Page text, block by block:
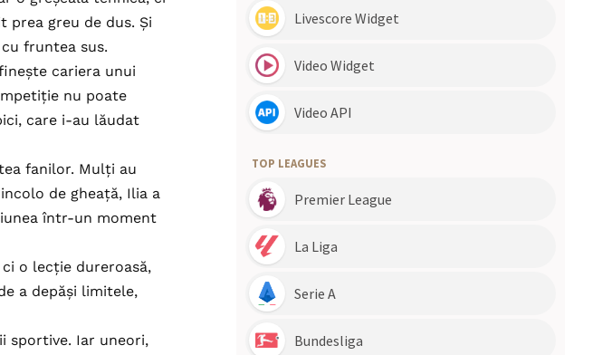
prea greu de dus. Și
fruntea sus.
cariera unui
nu poate
care i-au lăudat
fanilor. Mulți au
de gheață, Ilia a
într-un moment
o lecție dureroasă,
a depăși limitele,
sportive. Iar uneori,